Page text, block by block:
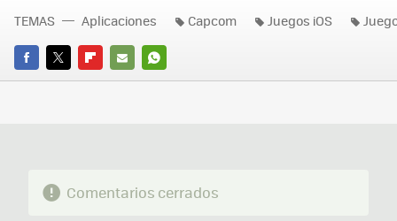
FACEBOOK
TWITTERFLIPBOARD
E-
WHATSAPP
TEMAS Aplicaciones Capcom Juegos iOS
Comentarios cerrados